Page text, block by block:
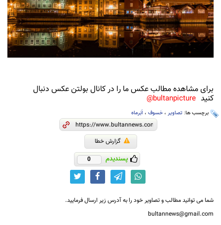
برای مشاهده مطالب عکس ما را در کانال بولتن عکس دنبال
کنید bultanpicture@
برچسب ها: تصاویر ، خسوف ، اَبَرماه
گزارش خطا
پسندیدم 0
شما می توانید مطالب و تصاویر خود را به آدرس زیر ارسال فرمایید.
bultannews@gmail.com